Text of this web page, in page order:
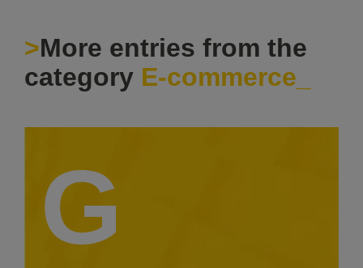
More entries from the
category E-commerce
G